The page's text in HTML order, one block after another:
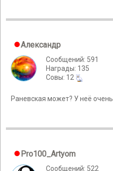
Александр
Сообщений: 591
Награды: 135
Cовы: 12
Раневская может? У неё
Pro100_Artyom
Сообщений: 522